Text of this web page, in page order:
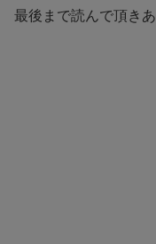
最後まで読んで頂き